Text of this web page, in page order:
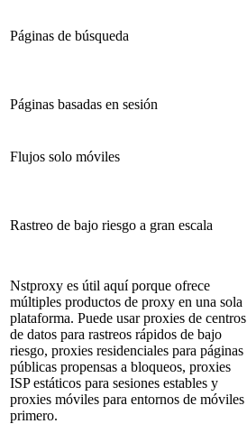
Páginas de búsqueda
Páginas basadas en sesión
Flujos solo móviles
Rastreo de bajo riesgo a gran escala
Nstproxy es útil aquí porque ofrece
múltiples productos de proxy en una sola
plataforma. Puede usar proxies de centros
de datos para rastreos rápidos de bajo
riesgo, proxies residenciales para páginas
públicas propensas a bloqueos, proxies
ISP estáticos para sesiones estables y
proxies móviles para entornos de móviles
primero.